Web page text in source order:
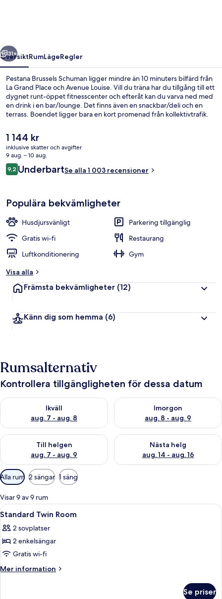
Nästa
31+
ÖversiktRumLägeRegler
Pestana Brussels Schuman ligger mindre än 10 minuters bilfärd från
La Grand Place och Avenue Louise. Vill du träna har du tillgång till ett
dygnet runt-öppet fitnesscenter och efteråt kan du varva ned med
en drink i en bar/lounge. Det finns även en snackbar/deli och en
terrass. Boendet ligger bara en kort promenad från kollektivtrafik.
och till Arts-Loi - Kunst-Wet tunnelbanestation är det 13 minuter.
Det
nuvarande
priset
är
1 144 kr
1 144 kr
inklusive skatter och avgifter
9 aug. – 10 aug.
Recensioner
9,29,2 av 10,
UnderbartSe alla 1 003 recensioner
Populära bekvämligheter
Husdjursvänligt
Parkering tillgänglig
Gratis wi-fi
Restaurang
Luftkonditionering
Gym
Visa alla
Främsta bekvämligheter (12)
Känn dig som hemma (6)
Rumsalternativ
Kontrollera tillgängligheten för dessa datum
Ikväll
aug. 7 - aug. 8
Kontrollera tillgängligheten för ikväll aug. 7 - aug. 8
Imorgon
aug. 8 - aug. 9
Kontrollera tillgängligheten
Till helgen
aug. 7 - aug. 9
Kontrollera tillgängligheten för den här helgen aug. 7 - aug. 9
Nästa helg
aug. 14 - aug. 16
Kontrollera tillgängligheten
Tillgängliga
filter
för
rum
Alla rum 2 sängar 1 säng
Visar 9 av 9 rum
Öppna
alla
foton
för
Standard
Twin
Sängtillbehör av högsta kvalitet och
6
Standard Twin Room
2 sovplatser
2 enkelsängar
Gratis wi-fi
Mer information
Mer
Se priser